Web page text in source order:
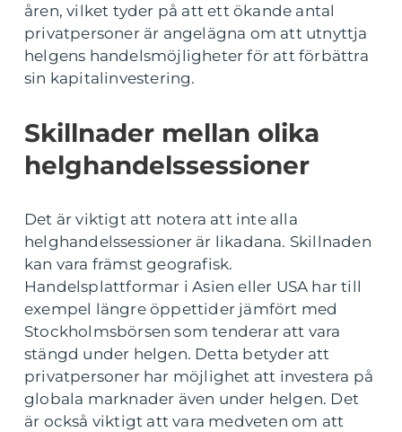
åren, vilket tyder på att ett ökande antal
privatpersoner är angelägna om att utnyttja
helgens handelsmöjligheter för att förbättra
sin kapitalinvestering.
Skillnader mellan olika
helghandelssessioner
Det är viktigt att notera att inte alla
helghandelssessioner är likadana. Skillnaden
kan vara främst geografisk.
Handelsplattformar i Asien eller USA har till
exempel längre öppettider jämfört med
Stockholmsbörsen som tenderar att vara
stängd under helgen. Detta betyder att
privatpersoner har möjlighet att investera på
globala marknader även under helgen. Det
är också viktigt att vara medveten om att